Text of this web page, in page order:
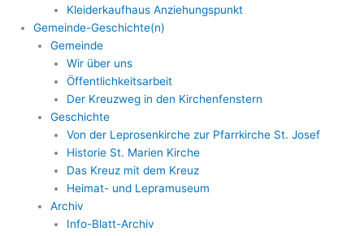
Kleiderkaufhaus Anziehungspunkt
Gemeinde-Geschichte(n)
Gemeinde
Wir über uns
Öffentlichkeitsarbeit
Der Kreuzweg in den Kirchenfenstern
Geschichte
Von der Leprosenkirche zur Pfarrkirche St. Josef
Historie St. Marien Kirche
Das Kreuz mit dem Kreuz
Heimat- und Lepramuseum
Archiv
Info-Blatt-Archiv